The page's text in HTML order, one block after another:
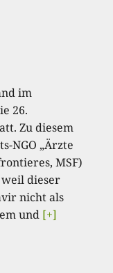
im
26.
Zu diesem
NGO „Ärzte
MSF)
weil dieser
nicht als
und [+]